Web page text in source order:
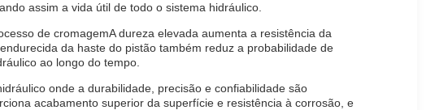
assim a vida útil de todo o sistema hidráulico.
de cromagemA dureza elevada aumenta a resistência da
da haste do pistão também reduz a probabilidade de
ao longo do tempo.
onde a durabilidade, precisão e confiabilidade são
acabamento superior da superfície e resistência à corrosão, e